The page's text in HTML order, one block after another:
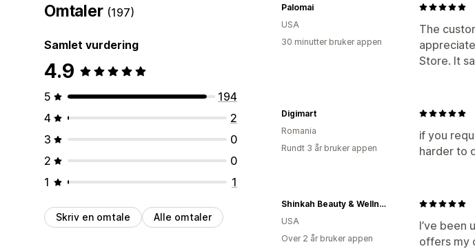
Omtaler (197)
Samlet vurdering
4.9
5
194
4
2
3
0
2
0
1
1
Skriv en omtale Alle omtaler
The
Store. It
Palomai
USA
30 minutter bruker appen
if you
harder to
Digimart
Romania
Rundt 3 år bruker appen
I’ve been
offers my
Shinkah Beauty & Wellness
USA
Over 2 år bruker appen